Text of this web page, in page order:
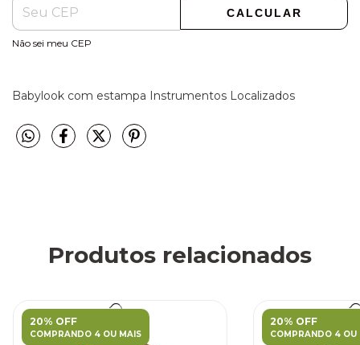
CALCULAR
Não sei meu CEP
Babylook com estampa Instrumentos Localizados
Produtos relacionados
20% OFF
COMPRANDO 4 OU MAIS
20% OFF
COMPRANDO 4 OU